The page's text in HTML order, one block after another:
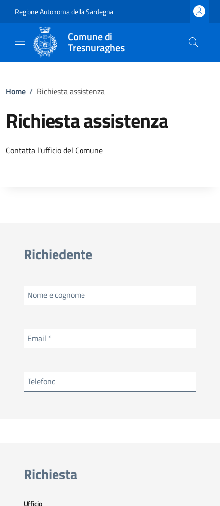
Regione Autonoma della Sardegna
Comune di
Tresnuraghes
Home / Richiesta assistenza
Richiesta assistenza
Contatta l'ufficio del Comune
Richiedente
Nome e cognome
Email *
Telefono
Richiesta
Ufficio